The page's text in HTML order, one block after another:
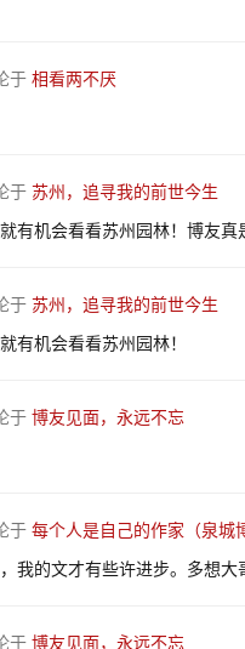
于 相看两不厌
于 苏州，追寻我的前世今生
有机会看看苏州园林！博友真
于 苏州，追寻我的前世今生
有机会看看苏州园林！
于 博友见面，永远不忘
于 每个人是自己的作家（泉城
我的文才有些许进步。多想
于 博友见面，永远不忘